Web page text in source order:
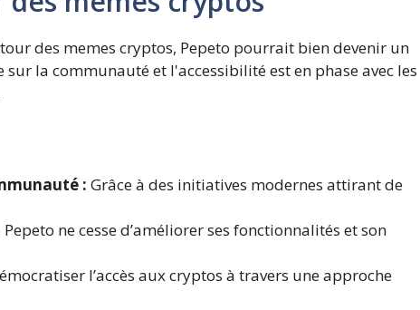
des memes cryptos, Pepeto pourrait bien devenir un
la communauté et l'accessibilité est en phase avec les
: Grâce à des initiatives modernes attirant de
Pepeto ne cesse d’améliorer ses fonctionnalités et son
l’accès aux cryptos à travers une approche